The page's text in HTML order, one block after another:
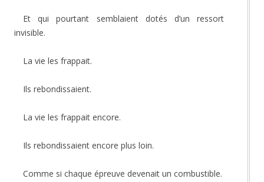
Et qui pourtant semblaient dotés d’un ressort
invisible.
La vie les frappait.
Ils rebondissaient.
La vie les frappait encore.
Ils rebondissaient encore plus loin.
Comme si chaque épreuve devenait un combustible.